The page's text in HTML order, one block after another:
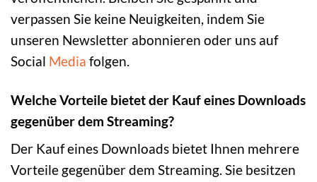
verpassen Sie keine Neuigkeiten, indem Sie
unseren Newsletter abonnieren oder uns auf
Social Media folgen.
Welche Vorteile bietet der Kauf eines Downloads
gegenüber dem Streaming?
Der Kauf eines Downloads bietet Ihnen mehrere
Vorteile gegenüber dem Streaming. Sie besitzen